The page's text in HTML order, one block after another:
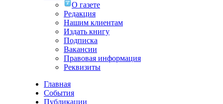
О газете
Редакция
Нашим клиентам
Издать книгу
Подписка
Вакансии
Правовая информация
Реквизиты
Главная
События
Публикации